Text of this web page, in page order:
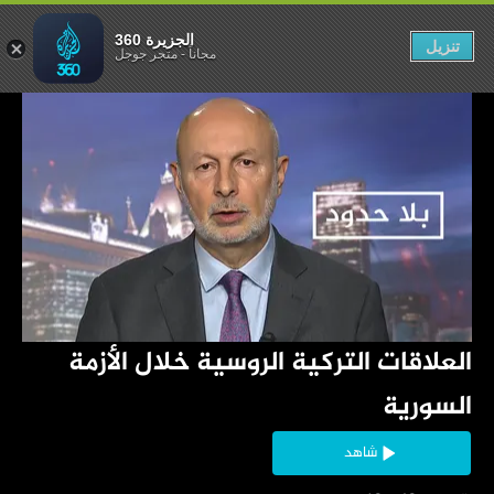
السورية
شاهد
الأزمة السورية
الجزيرة 360
مجاناً-متجر جوجل تنزيل